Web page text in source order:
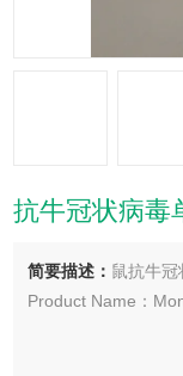
抗牛冠状病毒
简要描述： 鼠抗牛冠
Product Name：